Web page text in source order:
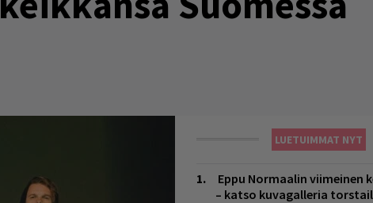
LUETUIMMAT NYT
Eppu Normaalin viimeinen
– katso kuvagalleria